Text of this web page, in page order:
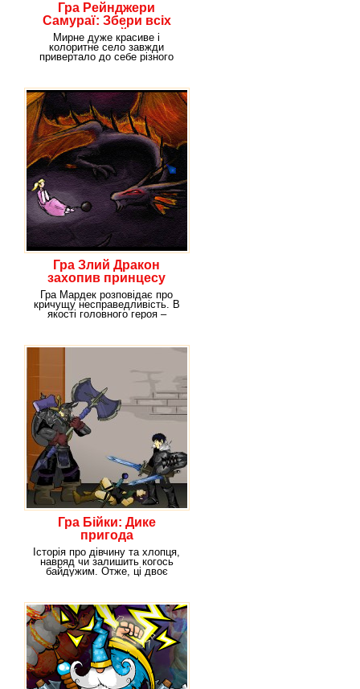
Гра Рейнджери
Самураї: Збери всіх
людей
Мирне дуже красиве і
колоритне село завжди
привертало до себе різного
Гра Злий Дракон
захопив принцесу
Гра Мардек розповідає про
кричущу несправедливість. В
якості головного героя –
Гра Бійки: Дике
пригода
Історія про дівчину та хлопця,
навряд чи залишить когось
байдужим. Отже, ці двоє